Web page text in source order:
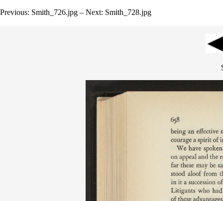
Previous: Smith_726.jpg – Next: Smith_728.jpg